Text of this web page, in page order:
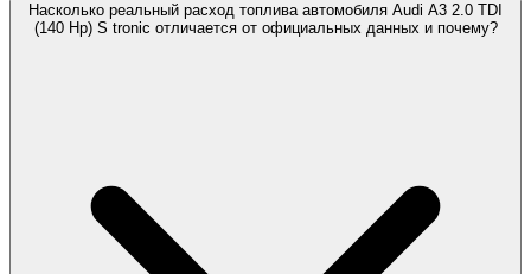
Насколько реальный расход топлива автомобиля Audi A3 2.0 TDI
(140 Hp) S tronic отличается от официальных данных и почему?